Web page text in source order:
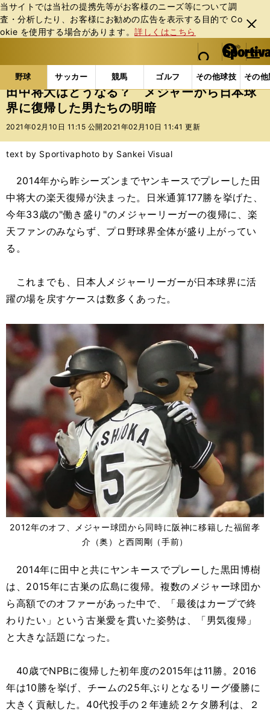
当サイトでは当社の提携先等がお客様のニーズ等について調
査・分析したり、お客様にお勧めの広告を表⽰する⽬的で Co
okie を使⽤する場合があります。詳しくはこちら
閉じ
る
web Sportiva (webスポルティーバ)
検索
マイペ
ー
ジ
メニュ
野球 サッカー 競馬 ゴルフ その他球技 その
b
ス
ポ
ル
バ
野球の記事一覧 プロ野球 田中将大はどうなる？
田中将大はどうなる？ メジャーから日本球
界に復帰した男たちの明暗
2021年02月10日 11:15 公開 2021年02月10日 11:41 更新
text by Sportivaphoto by Sankei Visual
2014年から昨シーズンまでヤンキースでプレーした田
中将大の楽天復帰が決まった。日米通算177勝を挙げた、
今年33歳の"働き盛り"のメジャーリーガーの復帰に、楽
天ファンのみならず、プロ野球界全体が盛り上がってい
る。
これまでも、日本人メジャーリーガーが日本球界に活
躍の場を戻すケースは数多くあった。
2012年のオフ、メジャー球団から同時に阪神に移籍した福留孝
介（奥）と西岡剛（手前）
2014年に田中と共にヤンキースでプレーした黒田博樹
は、2015年に古巣の広島に復帰。複数のメジャー球団か
ら高額でのオファーがあった中で、「最後はカープで終
わりたい」という古巣愛を貫いた姿勢は、「男気復帰」
と大きな話題になった。
40歳でNPBに復帰した初年度の2015年は11勝。2016
年は10勝を挙げ、チームの25年ぶりとなるリーグ優勝に
大きく貢献した。40代投手の２年連続２ケタ勝利は、２